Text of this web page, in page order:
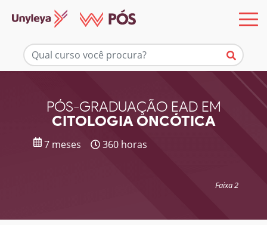
PÓS-GRADUAÇÃO EAD EM
CITOLOGIA ONCÓTICA
7 meses 360 horas
Faixa 2
Mais informações